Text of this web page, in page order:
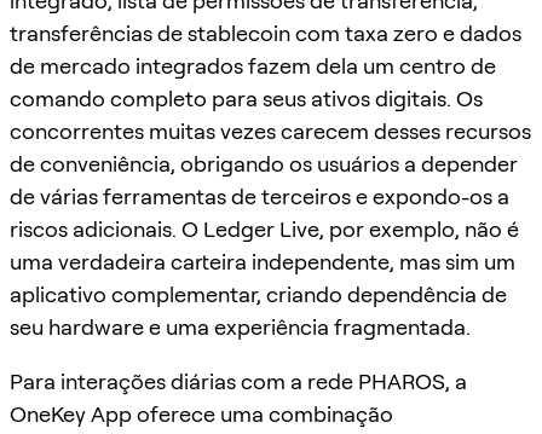
transferências de stablecoin com taxa zero e dados
de mercado integrados fazem dela um centro de
comando completo para seus ativos digitais. Os
concorrentes muitas vezes carecem desses recursos
de conveniência, obrigando os usuários a depender
de várias ferramentas de terceiros e expondo-os a
riscos adicionais. O Ledger Live, por exemplo, não é
uma verdadeira carteira independente, mas sim um
aplicativo complementar, criando dependência de
seu hardware e uma experiência fragmentada.
Para interações diárias com a rede PHAROS, a
OneKey App oferece uma combinação